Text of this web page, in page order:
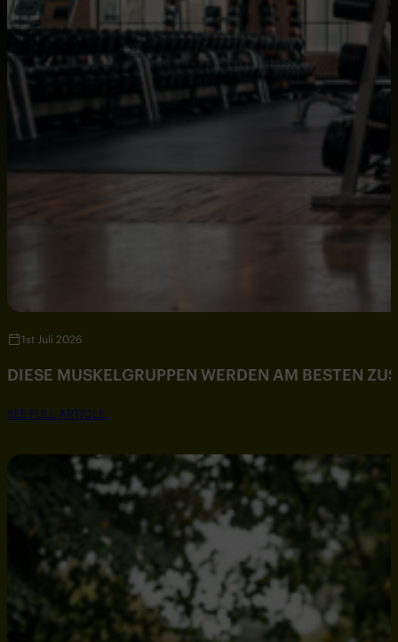
1st Juli 2026
DIESE MUSKELGRUPPEN WERDEN AM BESTEN
SEE FULL ARTICLE